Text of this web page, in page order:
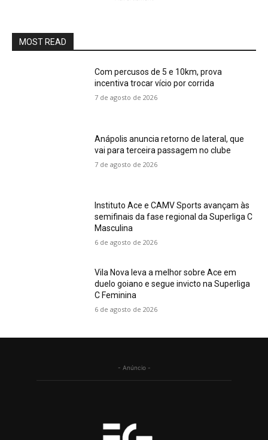
MOST READ
Com percusos de 5 e 10km, prova
incentiva trocar vício por corrida
7 de agosto de 2026
Anápolis anuncia retorno de lateral, que
vai para terceira passagem no clube
7 de agosto de 2026
Instituto Ace e CAMV Sports avançam às
semifinais da fase regional da Superliga C
Masculina
6 de agosto de 2026
Vila Nova leva a melhor sobre Ace em
duelo goiano e segue invicto na Superliga
C Feminina
6 de agosto de 2026
- Anúncio -